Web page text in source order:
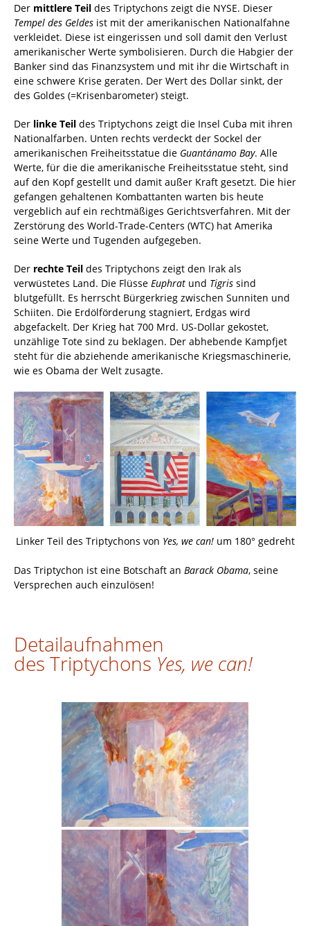
Der mittlere Teil des Triptychons zeigt die NYSE. Dieser
Tempel des Geldes ist mit der amerikanischen Nationalfahne
verkleidet. Diese ist eingerissen und soll damit den Verlust
amerikanischer Werte symbolisieren. Durch die Habgier der
Banker sind das Finanzsystem und mit ihr die Wirtschaft in
eine schwere Krise geraten. Der Wert des Dollar sinkt, der
des Goldes (=Krisenbarometer) steigt.
Der linke Teil des Triptychons zeigt die Insel Cuba mit ihren
Nationalfarben. Unten rechts verdeckt der Sockel der
amerikanischen Freiheitsstatue die Guantánamo Bay. Alle
Werte, für die die amerikanische Freiheitsstatue steht, sind
auf den Kopf gestellt und damit außer Kraft gesetzt. Die hier
gefangen gehaltenen Kombattanten warten bis heute
vergeblich auf ein rechtmäßiges Gerichtsverfahren. Mit der
Zerstörung des World-Trade-Centers (WTC) hat Amerika
seine Werte und Tugenden aufgegeben.
Der rechte Teil des Triptychons zeigt den Irak als
verwüstetes Land. Die Flüsse Euphrat und Tigris sind
blutgefüllt. Es herrscht Bürgerkrieg zwischen Sunniten und
Schiiten. Die Erdölförderung stagniert, Erdgas wird
abgefackelt. Der Krieg hat 700 Mrd. US-Dollar gekostet,
unzählige Tote sind zu beklagen. Der abhebende Kampfjet
steht für die abziehende amerikanische Kriegsmaschinerie,
wie es Obama der Welt zusagte.
Linker Teil des Triptychons von Yes, we can!um 180° gedreht
Das Triptychon ist eine Botschaft an Barack Obama, seine
Versprechen auch einzulösen!
Detailaufnahmen
des Triptychons Yes, we can!